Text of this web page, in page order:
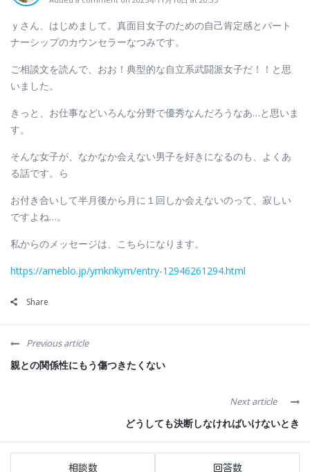
ｙさん、はじめまして。真面目女子のための自己肯定感とパート
ナーシップのカウンセラーなつみです。
ご相談文を読んで、おお！典型的な自立系武闘派女子だ！！と思
いました。
きっと、お仕事などいろんな分野で優秀なんだろうなあ…と思いま
す。
そんな女子が、なかなか会えない男子を好きになるのも、よくあ
る話です。ら
お付き合いして半月後から月に１回しか会えないのって、寂しい
ですよね…。
私からのメッセージは、こちらになります。
https://ameblo.jp/ymknkym/entry-12946261294.html
Share
Previous article
親との関係性にもう傷つきたくない
Next article
どうしても決断しなければいけないとき
Sidebar